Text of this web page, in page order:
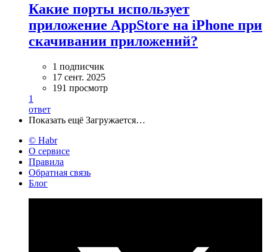
Какие порты использует
приложение AppStore на iPhone при
скачивании приложений?
1 подписчик
17 сент. 2025
191 просмотр
1
ответ
Показать ещё Загружается…
© Habr
О сервисе
Правила
Обратная связь
Блог